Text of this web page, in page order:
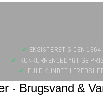
✓ ​ EKSISTERET SIDEN 1964
✓
KONKURRENCEDYGTIGE
✓ FULD
- Brugsvand &